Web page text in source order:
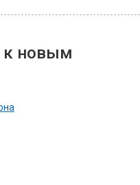
к новым